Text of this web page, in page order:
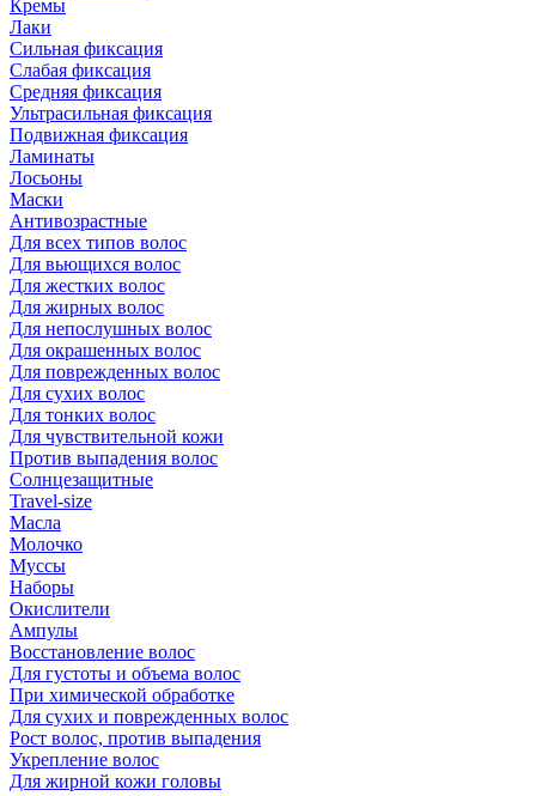
Кремы
Лаки
Сильная фиксация
Слабая фиксация
Средняя фиксация
Ультрасильная фиксация
Подвижная фиксация
Ламинаты
Лосьоны
Маски
Антивозрастные
Для всех типов волос
Для вьющихся волос
Для жестких волос
Для жирных волос
Для непослушных волос
Для окрашенных волос
Для поврежденных волос
Для сухих волос
Для тонких волос
Для чувствительной кожи
Против выпадения волос
Солнцезащитные
Travel-size
Масла
Молочко
Муссы
Наборы
Окислители
Ампулы
Восстановление волос
Для густоты и объема волос
При химической обработке
Для сухих и поврежденных волос
Рост волос, против выпадения
Укрепление волос
Для жирной кожи головы